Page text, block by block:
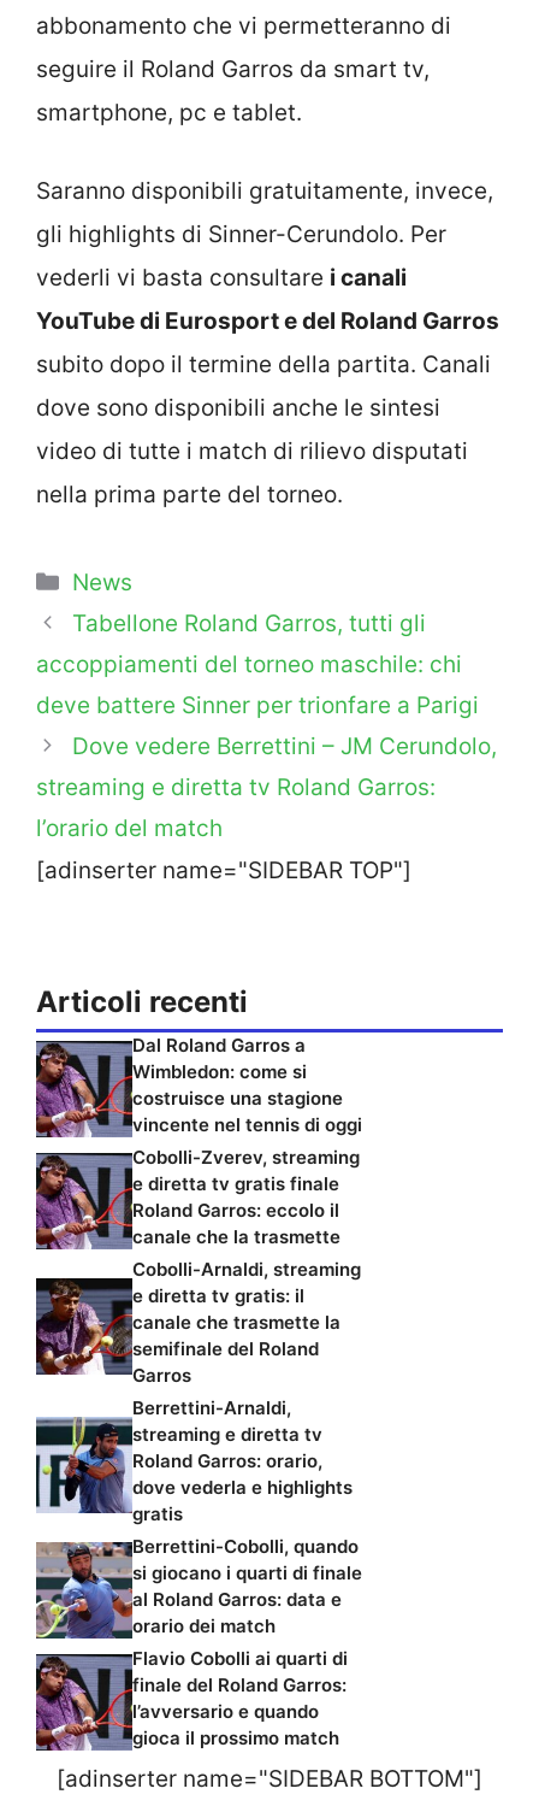
abbonamento che vi permetteranno di
seguire il Roland Garros da smart tv,
smartphone, pc e tablet.
Saranno disponibili gratuitamente, invece,
gli highlights di Sinner-Cerundolo. Per
vederli vi basta consultare i canali
YouTube di Eurosport e del Roland Garros
subito dopo il termine della partita. Canali
dove sono disponibili anche le sintesi
video di tutte i match di rilievo disputati
nella prima parte del torneo.
Categorie
News
Tabellone Roland Garros, tutti gli
accoppiamenti del torneo maschile: chi
deve battere Sinner per trionfare a Parigi
Dove vedere Berrettini – JM Cerundolo,
streaming e diretta tv Roland Garros:
l’orario del match
[adinserter name="SIDEBAR TOP"]
Articoli recenti
Dal Roland Garros a
Wimbledon: come si
costruisce una stagione
vincente nel tennis di oggi
Cobolli-Zverev, streaming
e diretta tv gratis finale
Roland Garros: eccolo il
canale che la trasmette
Cobolli-Arnaldi, streaming
e diretta tv gratis: il
canale che trasmette la
semifinale del Roland
Garros
Berrettini-Arnaldi,
streaming e diretta tv
Roland Garros: orario,
dove vederla e highlights
gratis
Berrettini-Cobolli, quando
si giocano i quarti di finale
al Roland Garros: data e
orario dei match
Flavio Cobolli ai quarti di
finale del Roland Garros:
l’avversario e quando
gioca il prossimo match
[adinserter name="SIDEBAR BOTTOM"]